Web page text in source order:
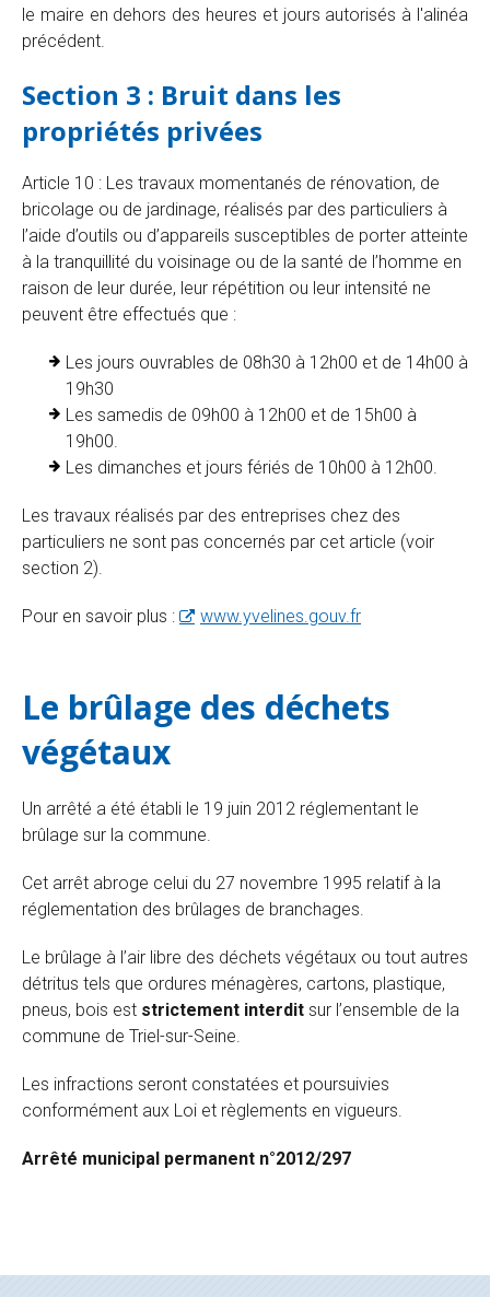
le maire en dehors des heures et jours autorisés à l'alinéa
précédent.
Section 3 : Bruit dans les
propriétés privées
Article 10 : Les travaux momentanés de rénovation, de
bricolage ou de jardinage, réalisés par des particuliers à
l’aide d’outils ou d’appareils susceptibles de porter atteinte
à la tranquillité du voisinage ou de la santé de l’homme en
raison de leur durée, leur répétition ou leur intensité ne
peuvent être effectués que :
Les jours ouvrables de 08h30 à 12h00 et de 14h00 à
19h30
Les samedis de 09h00 à 12h00 et de 15h00 à
19h00.
Les dimanches et jours fériés de 10h00 à 12h00.
Les travaux réalisés par des entreprises chez des
particuliers ne sont pas concernés par cet article (voir
section 2).
Pour en savoir plus : www.yvelines.gouv.fr
Le brûlage des déchets
végétaux
Un arrêté a été établi le 19 juin 2012 réglementant le
brûlage sur la commune.
Cet arrêt abroge celui du 27 novembre 1995 relatif à la
réglementation des brûlages de branchages.
Le brûlage à l’air libre des déchets végétaux ou tout autres
détritus tels que ordures ménagères, cartons, plastique,
pneus, bois est strictement interdit sur l’ensemble de la
commune de Triel-sur-Seine.
Les infractions seront constatées et poursuivies
conformément aux Loi et règlements en vigueurs.
Arrêté municipal permanent n°2012/297